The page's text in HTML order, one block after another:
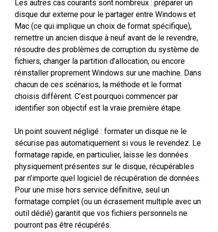
Les autres cas courants sont nombreux : préparer un
disque dur externe pour le partager entre Windows et
Mac (ce qui implique un choix de format spécifique),
remettre un ancien disque à neuf avant de le revendre,
résoudre des problèmes de corruption du système de
fichiers, changer la partition d’allocation, ou encore
réinstaller proprement Windows sur une machine. Dans
chacun de ces scénarios, la méthode et le format
choisis diffèrent. C’est pourquoi commencer par
identifier son objectif est la vraie première étape.
Un point souvent négligé : formater un disque ne le
sécurise pas automatiquement si vous le revendez. Le
formatage rapide, en particulier, laisse les données
physiquement présentes sur le disque, récupérables
par n’importe quel logiciel de récupération de données.
Pour une mise hors service définitive, seul un
formatage complet (ou un écrasement multiple avec un
outil dédié) garantit que vos fichiers personnels ne
pourront pas être récupérés.